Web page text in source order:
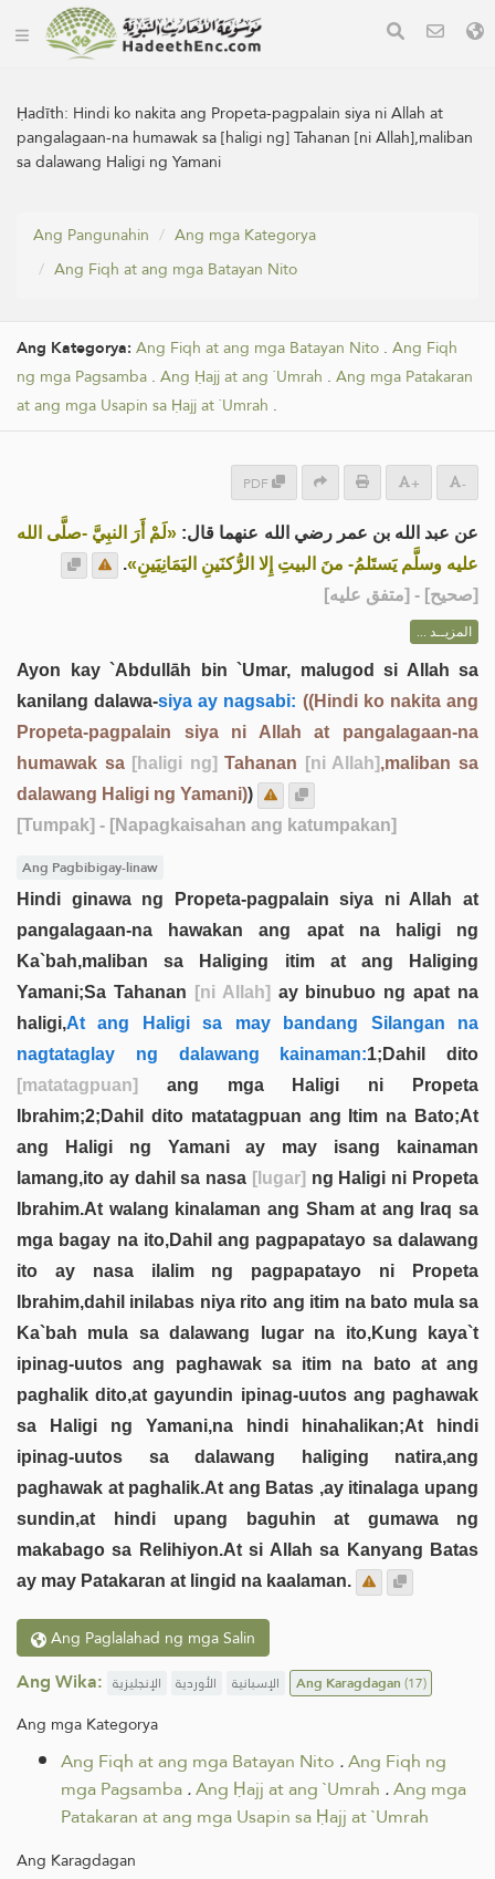
Ḥadīth: Hindi ko nakita ang Propeta-pagpalain siya ni Allah at
pangalagaan-na humawak sa [haligi ng] Tahanan [ni Allah],maliban
sa dalawang Haligi ng Yamani
Ang Pangunahin
Ang mga Kategorya
Ang Fiqh at ang mga Batayan Nito
Ang Kategorya: Ang Fiqh at ang mga Batayan Nito . Ang Fiqh
ng mga Pagsamba . Ang Ḥajj at ang `Umrah . Ang mga Patakaran
at ang mga Usapin sa Ḥajj at `Umrah .
PDF + -
عن عبد الله بن عمر رضي الله عنهما قال: «لَمْ أَرَ النبِيَّ -صلَّى الله
عليه وسلَّم يَستَلمُ- منَ البيتِ إِلا الرُّكنَينِ اليَمَانِيَينِ».
[صحيح] - [متفق عليه]
المزيــد ...
Ayon kay `Abdullāh bin `Umar, malugod si Allah sa
kanilang dalawa-siya ay nagsabi: ((Hindi ko nakita ang
Propeta-pagpalain siya ni Allah at pangalagaan-na
humawak sa [haligi ng] Tahanan [ni Allah],maliban sa
dalawang Haligi ng Yamani))
[Tumpak] - [Napagkaisahan ang katumpakan]
Ang Pagbibigay-linaw
Hindi ginawa ng Propeta-pagpalain siya ni Allah at
pangalagaan-na hawakan ang apat na haligi ng
Ka`bah,maliban sa Haliging itim at ang Haliging
Yamani;Sa Tahanan
[ni Allah] ay binubuo ng apat na
haligi,At ang Haligi sa may bandang Silangan na
nagtataglay ng dalawang kainaman:1;Dahil dito
[matatagpuan]
ang mga Haligi ni Propeta
Ibrahim;2;Dahil dito matatagpuan ang Itim na Bato;At
ang Haligi ng Yamani ay may isang kainaman
lamang,ito ay dahil sa nasa [lugar] ng Haligi ni Propeta
Ibrahim.At walang kinalaman ang Sham at ang Iraq sa
mga bagay na ito,Dahil ang pagpapatayo sa dalawang
ito ay nasa ilalim ng pagpapatayo ni Propeta
Ibrahim,dahil inilabas niya rito ang itim na bato mula sa
Ka`bah mula sa dalawang lugar na ito,Kung kaya`t
ipinag-uutos ang paghawak sa itim na bato at ang
paghalik dito,at gayundin ipinag-uutos ang paghawak
sa Haligi ng Yamani,na hindi hinahalikan;At hindi
ipinag-uutos sa dalawang haliging natira,ang
paghawak at paghalik.At ang Batas ,ay itinalaga upang
sundin,at hindi upang baguhin at gumawa ng
makabago sa Relihiyon.At si Allah sa Kanyang Batas
ay may Patakaran at lingid na kaalaman.
Ang Paglalahad ng mga Salin
Ang Wika: الإنجليزية الأوردية الإسبانية Ang Karagdagan(17)
Ang mga Kategorya
Ang Fiqh at ang mga Batayan Nito .Ang Fiqh ng
mga Pagsamba.Ang Ḥajj at ang `Umrah .Ang mga
Patakaran at ang mga Usapin sa Ḥajj at `Umrah
Ang Karagdagan